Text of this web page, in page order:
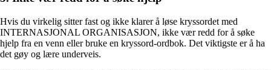
Hvis du virkelig sitter fast og ikke klarer å løse kryssordet med
INTERNASJONAL ORGANISASJON, ikke vær redd for å søke
hjelp fra en venn eller bruke en kryssord-ordbok. Det viktigste er å ha
det gøy og lære underveis.